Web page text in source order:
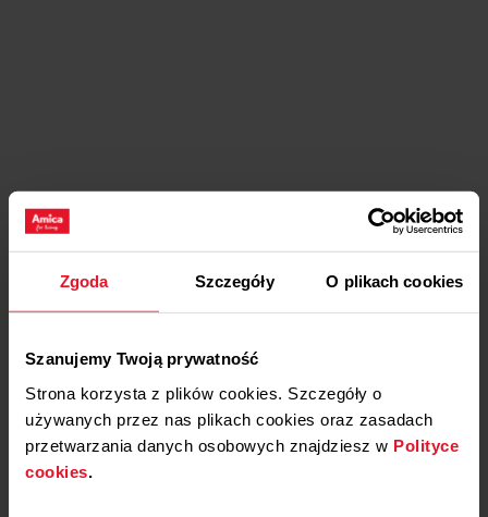
Zgoda Szczegóły O plikach cookies
Szanujemy Twoją prywatność
Strona korzysta z plików cookies. Szczegóły o
używanych przez nas plikach cookies oraz zasadach
przetwarzania danych osobowych znajdziesz w Polityce
cookies